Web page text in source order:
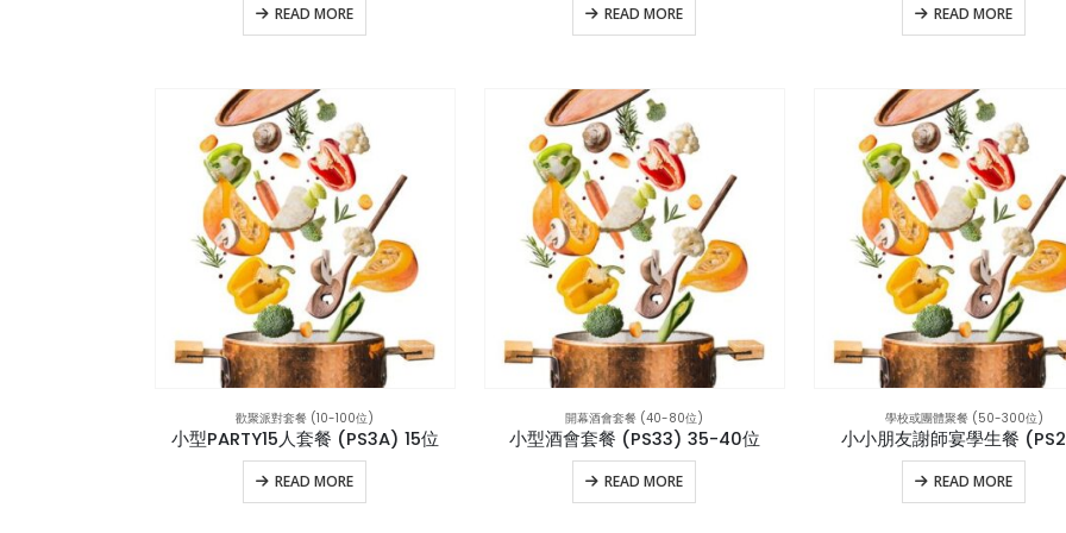
READ MORE READ MORE READ MORE
歡聚派對套餐 (10-100位)
小型PARTY15人套餐 (PS3A) 15位
READ MORE
開幕酒會套餐 (40-80位)
小型酒會套餐 (PS33) 35-40位
READ MORE
學校或團體聚餐 (50-300位)
小小朋友謝師宴學生餐
READ MORE